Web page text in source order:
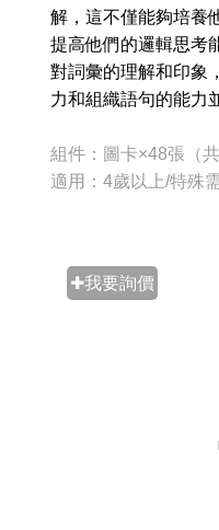
解，這不僅能夠培養
提高他們的邏輯思考
對詞彙的理解和印象
力和組織語句的能力
組件：圖卡×48張（共
適用：4歲以上/特殊
✚我要詢價